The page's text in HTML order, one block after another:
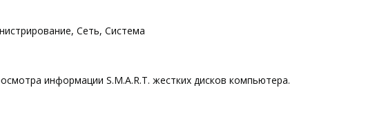
Сеть, Система
информации S.M.A.R.T. жестких дисков компьютера.